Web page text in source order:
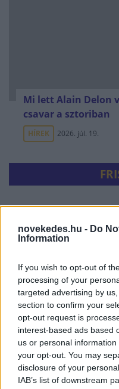
novekedes.hu - Do
Information
If you wish to opt-out of
processing of your
targeted advertising by
section to confirm your
opt-out request is
interest-based ads based
us or personal
your opt-out. You may
disclosure of your
IAB’s list of downstream
Mi lett Alain Delon
csavar a sztoriban
HÍREK 2026. júl. 19.
Azonosítatlan
Balkán